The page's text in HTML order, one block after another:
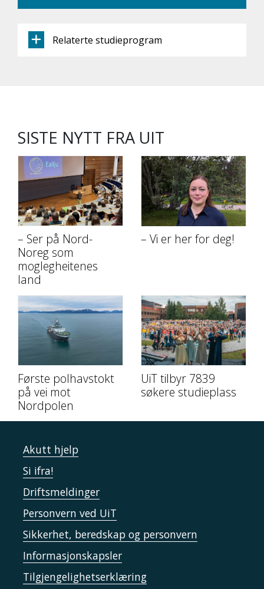
Relaterte studieprogram
SISTE NYTT FRA UIT
– Ser på Nord-
Noreg som
moglegheitenes
land
– Vi er her for deg!
Første polhavstokt
på vei mot
Nordpolen
UiT tilbyr 7839
søkere studieplass
Akutt hjelp
Si ifra!
Driftsmeldinger
Personvern ved UiT
Sikkerhet, beredskap og personvern
Informasjonskapsler
Tilgjengelighetserklæring